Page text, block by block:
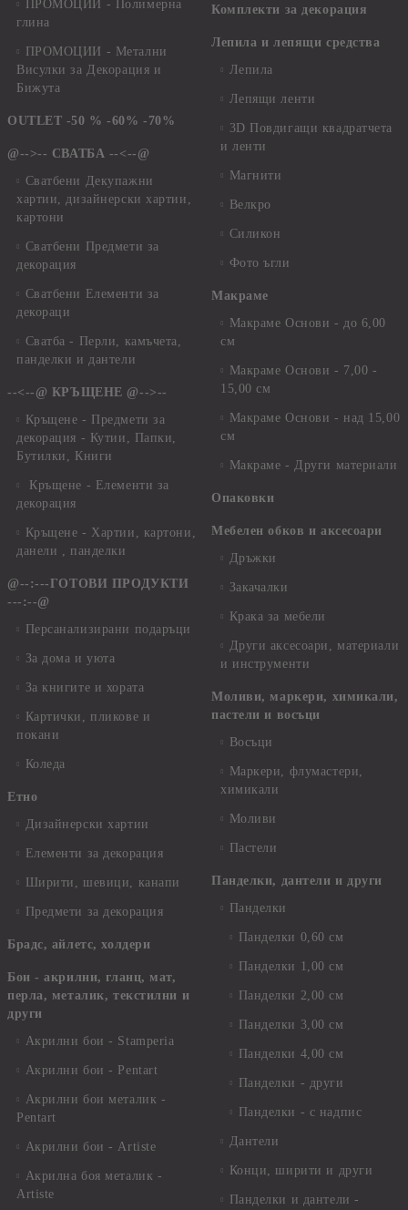
ПРОМОЦИИ - Полимерна
глина
ПРОМОЦИИ - Метални
Висулки за Декорация и
Бижута
OUTLET -50 % -60% -70%
@-->-- СВАТБА --<--@
Сватбени Декупажни
хартии, дизайнерски хартии,
картони
Сватбени Предмети за
декорация
Сватбени Елементи за
декораци
Сватба - Перли, камъчета,
панделки и дантели
--<--@ КРЪЩЕНЕ @-->--
Кръщене - Предмети за
декорация - Кутии, Папки,
Бутилки, Книги
Кръщене - Елементи за
декорация
Кръщене - Хартии, картони,
данели , панделки
@--:---ГОТОВИ ПРОДУКТИ
---:--@
Персанализирани подаръци
За дома и уюта
За книгите и хората
Картички, пликове и
покани
Коледа
Етно
Дизайнерски хартии
Елементи за декорация
Ширити, шевици, канапи
Предмети за декорация
Брадс, айлетс, холдери
Бои - акрилни, гланц, мат,
перла, металик, текстилни и
други
Акрилни бои - Stamperia
Акрилни бои - Pentart
Акрилни бои металик -
Pentart
Акрилни бои - Artiste
Акрилна боя металик -
Artiste
Комплекти за декорация
Лепила и лепящи средства
Лепила
Лепящи ленти
3D Повдигащи квадратчета
и ленти
Магнити
Велкро
Силикон
Фото ъгли
Макраме
Макраме Основи - до 6,00
см
Макраме Основи - 7,00 -
15,00 см
Макраме Основи - над 15,00
см
Макраме - Други материали
Опаковки
Мебелен обков и аксесоари
Дръжки
Закачалки
Крака за мебели
Други аксесоари, материали
и инструменти
Моливи, маркери, химикали,
пастели и восъци
Восъци
Маркери, флумастери,
химикали
Моливи
Пастели
Панделки, дантели и други
Панделки
Панделки 0,60 см
Панделки 1,00 см
Панделки 2,00 см
Панделки 3,00 см
Панделки 4,00 см
Панделки - други
Панделки - с надпис
Дантели
Конци, ширити и други
Панделки и дантели -